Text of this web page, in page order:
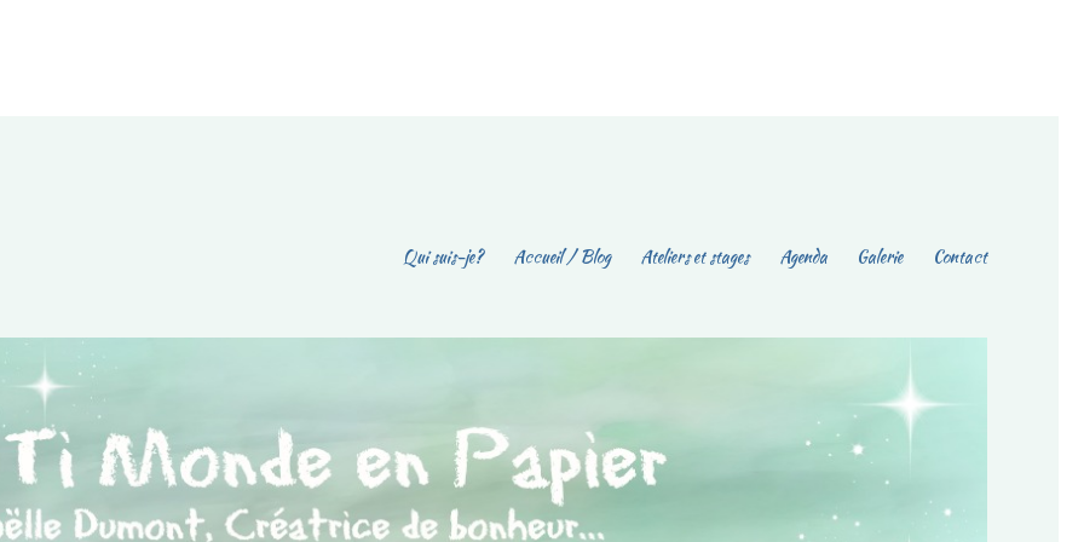
Qui suis-je? Accueil / Blog Ateliers et stages Agenda Galerie Contact